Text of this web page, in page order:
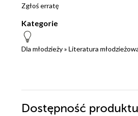
jeden wieczór, nie mogąc się
poprowadzona, nie jest bardzo
nie jest ani wolna, ani nudząca.
dobrze wykreowani. Osobiście
blogu
Zgłoś erratę
Kategorie
Dla młodzieży» Literatura
Dostępność produktu